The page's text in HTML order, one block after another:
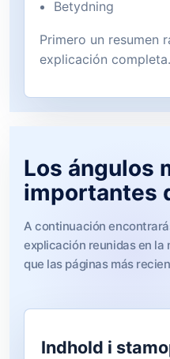
Betydning
Primero un resumen
explicación completa.
Los ángulos
importantes
A continuación
explicación reunidas en
que las páginas más
Indhold i